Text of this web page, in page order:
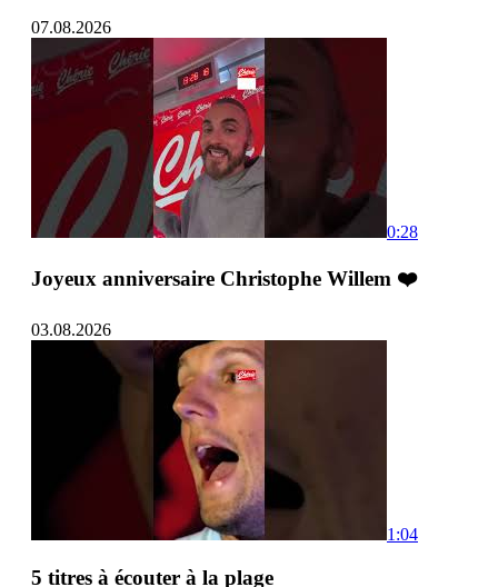
07.08.2026
0:28
Joyeux anniversaire Christophe Willem ❤️
03.08.2026
1:04
5 titres à écouter à la plage